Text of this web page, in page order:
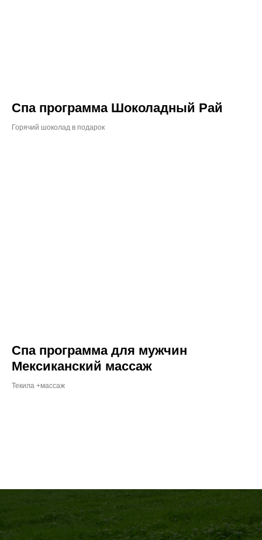
Спа программа Шоколадный Рай
Горячий шоколад в подарок
Спа программа для мужчин
Мексиканский массаж
Текила +массаж